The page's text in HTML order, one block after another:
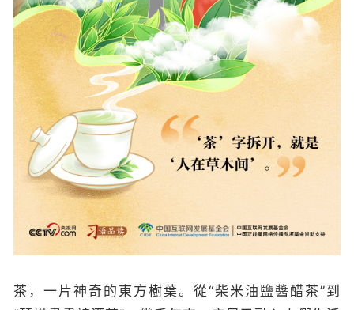
茶，一片神奇的東方樹葉。從“柴米油鹽醬醋茶”到